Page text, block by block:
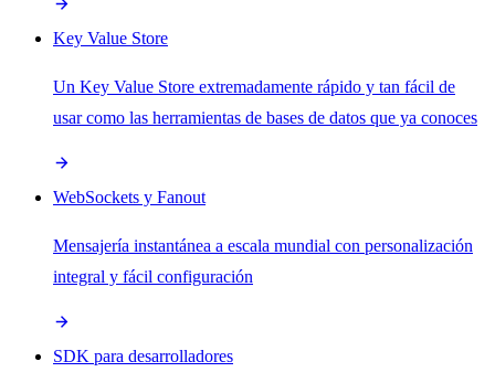
Key Value Store
Un Key Value Store extremadamente rápido y tan fácil de
usar como las herramientas de bases de datos que ya conoces
WebSockets y Fanout
Mensajería instantánea a escala mundial con personalización
integral y fácil configuración
SDK para desarrolladores